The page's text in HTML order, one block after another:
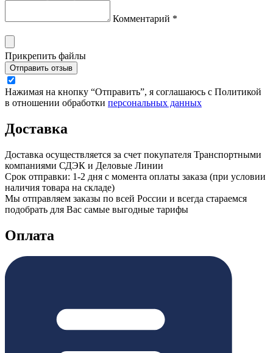
Комментарий *
Прикрепить файлы
Отправить отзыв
Нажимая на кнопку “Отправить”, я соглашаюсь с Политикой
в отношении обработки персональных данных
Доставка
Доставка осуществляется за счет покупателя Транспортными
компаниями СДЭК и Деловые Линии
Срок отправки: 1-2 дня с момента оплаты заказа (при условии
наличия товара на складе)
Мы отправляем заказы по всей России и всегда стараемся
подобрать для Вас самые выгодные тарифы
Оплата